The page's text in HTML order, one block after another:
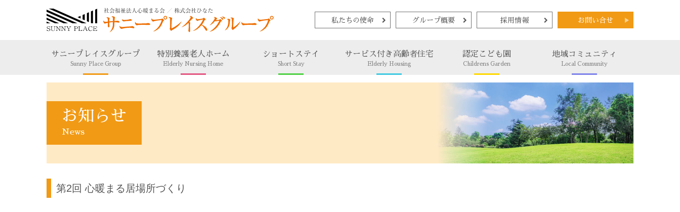
私たちの使命 グループ概要 採用情報 お問い合せ
サニープレイスグループ
Sunny Place Group
特別養護老人ホーム
Elderly Nursing Home
ショートステイ
Short Stay
サービス付き高齢者住宅
Elderly Housing
認定こども園
Childrens Garden
地域コミュニティ
Local Community
お知らせ
News
第2回 心暖まる居場所づくり